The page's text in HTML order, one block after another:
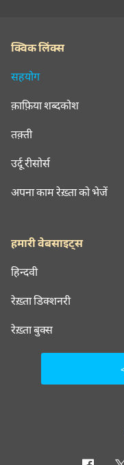
क्विक लिंक्स
सहयोग
क़ाफ़िया शब्दकोश
तक़्ती
उर्दू रीसोर्स
अपना काम रेख़्ता को भेजें
हमारी वेबसाइट्स
हिन्दवी
रेख़्ता डिक्शनरी
रेख़्ता बुक्स